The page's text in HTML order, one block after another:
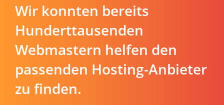
Wir konnten bereits
Hunderttausenden
Webmastern helfen den
passenden Hosting-Anbieter
zu finden.